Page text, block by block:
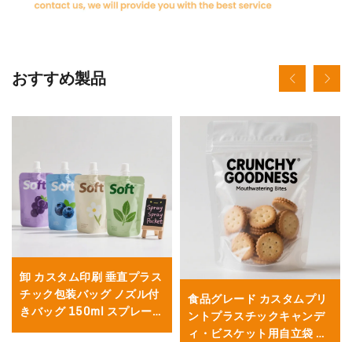
おすすめ製品
卸 カスタム印刷 垂直プラス
チック包装バッグ ノズル付
きバッグ 150ml スプレーバ
食品グレード カスタムプリ
ントプラスチックキャンデ
ィ・ビスケット用自立袋 ジ